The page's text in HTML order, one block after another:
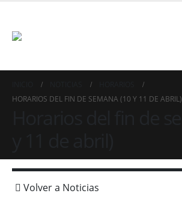
HORARIOS DEL FIN DE SEMANA (10 Y 11 DE ABRIL)
Volver a Noticias